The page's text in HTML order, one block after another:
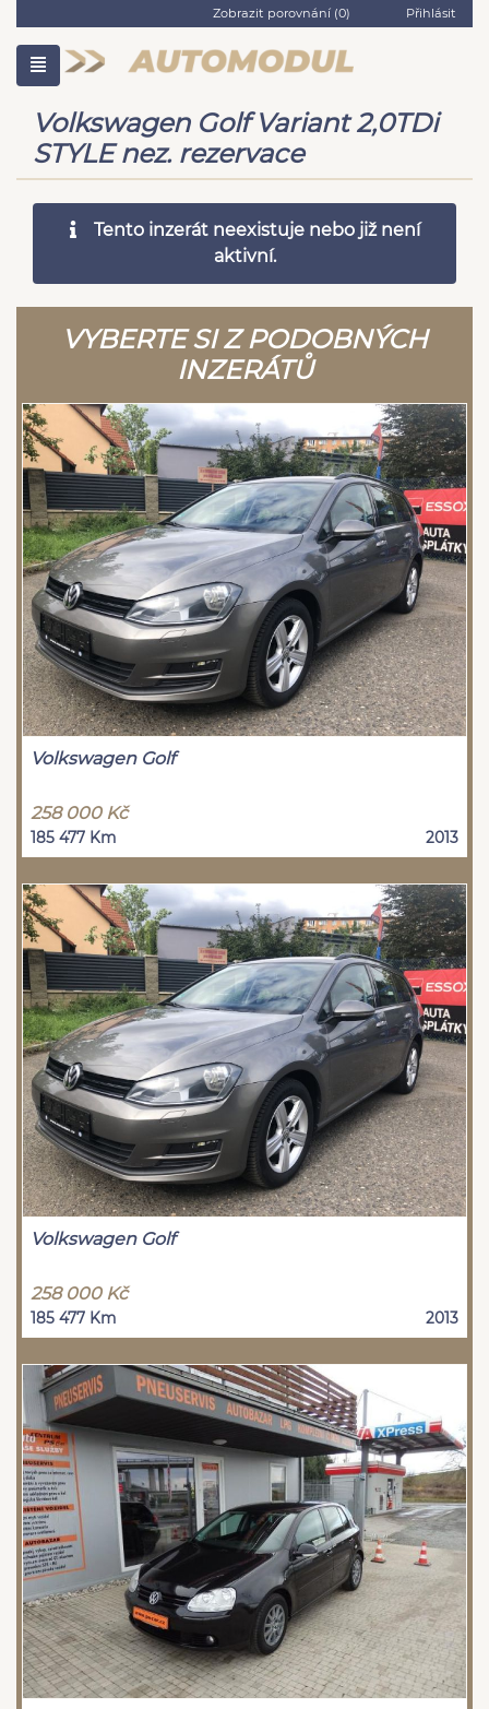
Zobrazit porovnání (0) Přihlásit
Volkswagen Golf Variant 2,0TDi
STYLE nez. rezervace
Tento inzerát neexistuje nebo již není
aktivní.
VYBERTE SI Z PODOBNÝCH
INZERÁTŮ
Volkswagen Golf
258 000 Kč
185 477 Km 2013
Volkswagen Golf
258 000 Kč
185 477 Km 2013